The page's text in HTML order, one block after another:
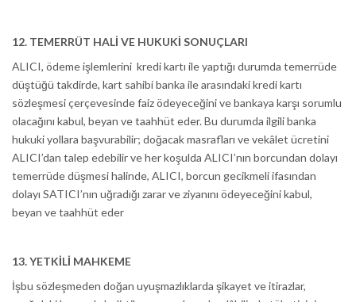
12. TEMERRÜT HALİ VE HUKUKİ SONUÇLARI
ALICI, ödeme işlemlerini kredi kartı ile yaptığı durumda temerrüde
düştüğü takdirde, kart sahibi banka ile arasındaki kredi kartı
sözleşmesi çerçevesinde faiz ödeyeceğini ve bankaya karşı sorumlu
olacağını kabul, beyan ve taahhüt eder. Bu durumda ilgili banka
hukuki yollara başvurabilir; doğacak masrafları ve vekâlet ücretini
ALICI’dan talep edebilir ve her koşulda ALICI’nın borcundan dolayı
temerrüde düşmesi halinde, ALICI, borcun gecikmeli ifasından
dolayı SATICI’nın uğradığı zarar ve ziyanını ödeyeceğini kabul,
beyan ve taahhüt eder
13. YETKİLİ MAHKEME
İşbu sözleşmeden doğan uyuşmazlıklarda şikayet ve itirazlar,